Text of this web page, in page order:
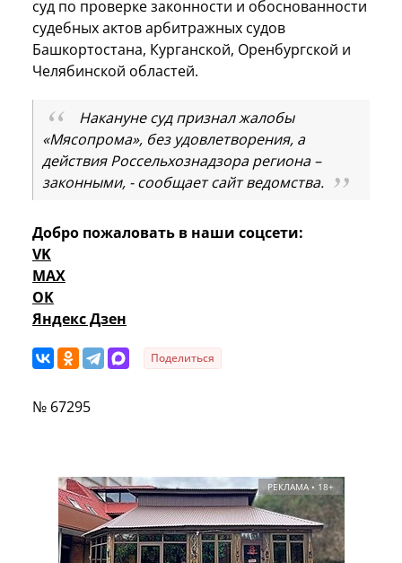
суд по проверке законности и обоснованности
судебных актов арбитражных судов
Башкортостана, Курганской, Оренбургской и
Челябинской областей.
Накануне суд признал жалобы
«Мясопрома», без удовлетворения, а
действия Россельхознадзора региона –
законными, - сообщает сайт ведомства.
Добро пожаловать в наши соцсети:
VK
MAX
OK
Яндекс Дзен
Поделиться
№ 67295
РЕКЛАМА • 18+